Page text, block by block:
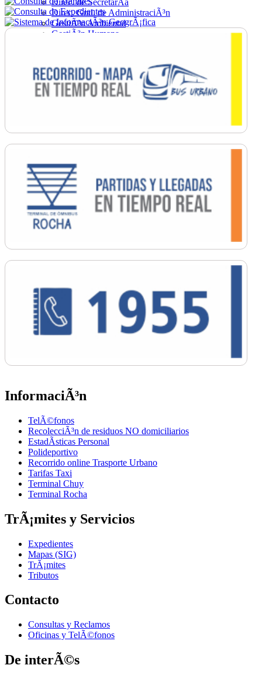
Direc. de SecretarÃ­a
Direc. Gral. de AdministraciÃ³n
GestiÃ³n Ambiental
GestiÃ³n Humana
Ordenamiento
PromociÃ³n Social
Salud
SecretarÃ­a General
InformaciÃ³n
TelÃ©fonos
RecolecciÃ³n de residuos NO domiciliarios
EstadÃ­sticas Personal
Polideportivo
Recorrido online Trasporte Urbano
Tarifas Taxi
Terminal Chuy
Terminal Rocha
TrÃ¡mites y Servicios
Expedientes
Mapas (SIG)
TrÃ¡mites
Tributos
Contacto
Consultas y Reclamos
Oficinas y TelÃ©fonos
De interÃ©s